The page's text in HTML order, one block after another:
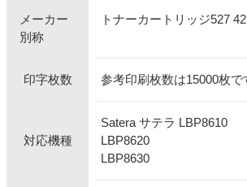
メーカー
別称
トナーカートリッジ527
印字枚数 参考印刷枚数は15000枚で
対応機種
Satera サテラ LBP8610
LBP8620
LBP8630